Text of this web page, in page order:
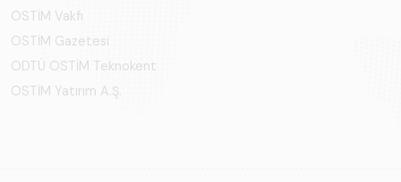
OSTİM Vakfı
OSTİM Gazetesi
ODTÜ OSTİM Teknokent
OSTİM Yatırım A.Ş.